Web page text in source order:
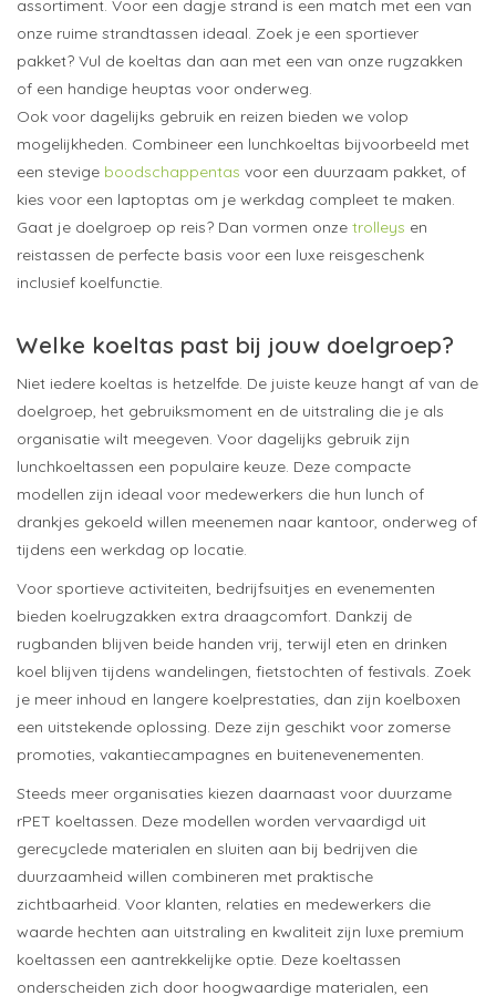
assortiment. Voor een dagje strand is een match met een van
onze ruime strandtassen ideaal. Zoek je een sportiever
pakket? Vul de koeltas dan aan met een van onze rugzakken
of een handige heuptas voor onderweg.
Ook voor dagelijks gebruik en reizen bieden we volop
mogelijkheden. Combineer een lunchkoeltas bijvoorbeeld met
een stevige boodschappentas voor een duurzaam pakket, of
kies voor een laptoptas om je werkdag compleet te maken.
Gaat je doelgroep op reis? Dan vormen onze trolleys en
reistassen de perfecte basis voor een luxe reisgeschenk
inclusief koelfunctie.
Welke koeltas past bij jouw doelgroep?
Niet iedere koeltas is hetzelfde. De juiste keuze hangt af van de
doelgroep, het gebruiksmoment en de uitstraling die je als
organisatie wilt meegeven. Voor dagelijks gebruik zijn
lunchkoeltassen een populaire keuze. Deze compacte
modellen zijn ideaal voor medewerkers die hun lunch of
drankjes gekoeld willen meenemen naar kantoor, onderweg of
tijdens een werkdag op locatie.
Voor sportieve activiteiten, bedrijfsuitjes en evenementen
bieden koelrugzakken extra draagcomfort. Dankzij de
rugbanden blijven beide handen vrij, terwijl eten en drinken
koel blijven tijdens wandelingen, fietstochten of festivals. Zoek
je meer inhoud en langere koelprestaties, dan zijn koelboxen
een uitstekende oplossing. Deze zijn geschikt voor zomerse
promoties, vakantiecampagnes en buitenevenementen.
Steeds meer organisaties kiezen daarnaast voor duurzame
rPET koeltassen. Deze modellen worden vervaardigd uit
gerecyclede materialen en sluiten aan bij bedrijven die
duurzaamheid willen combineren met praktische
zichtbaarheid. Voor klanten, relaties en medewerkers die
waarde hechten aan uitstraling en kwaliteit zijn luxe premium
koeltassen een aantrekkelijke optie. Deze koeltassen
onderscheiden zich door hoogwaardige materialen, een